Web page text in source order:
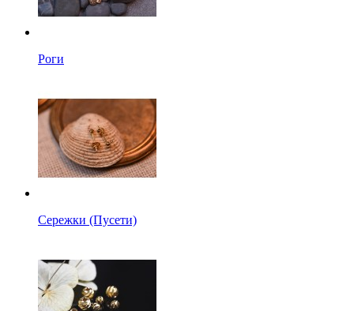
Роги
Сережки (Пусети)